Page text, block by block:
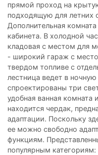
прямой проход на
подходящую для летних
Дополнительная
кабинета. В холодной
кладовая с местом для
- широкий гараж с
твердом топливе с
лестница ведет в
спроектированы три
удобная ванная
находится чердак,
адаптации. Поскольку
ее можно свободно
функциям.
популярным категориям: